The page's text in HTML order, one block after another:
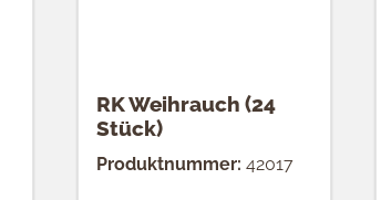
RK Weihrauch (24
Stück)
Produktnummer: 42017